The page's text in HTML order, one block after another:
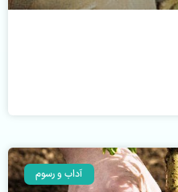
آداب و رسوم